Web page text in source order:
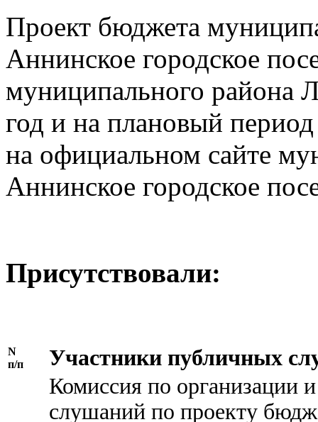
Проект бюджета
Аннинское городское
муниципального района
год и на плановый
на официальном сайте
Аннинское городское
Присутствовали:
N
п/п
Участники публичных
Комиссия по организации
слушаний по проекту